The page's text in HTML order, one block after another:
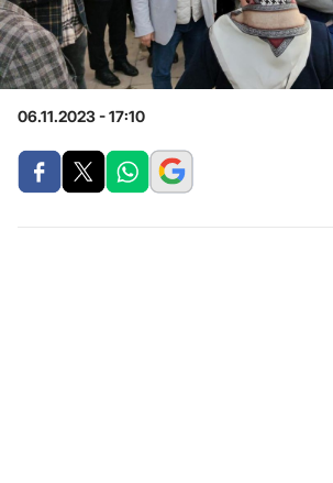
06.11.2023 - 17:10